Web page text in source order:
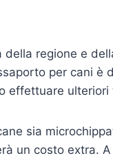
regione e
per cani è
effettuare ulteriori
sia
un costo extra.